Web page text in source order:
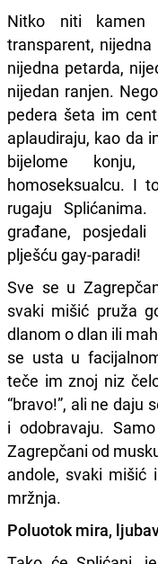
Nitko niti kamen
transparent,
nijedna petarda,
nijedan ranjen.
pedera šeta im
aplaudiraju, kao da
bijelome
homoseksualcu. I
rugaju
građane,
plješću gay-paradi!
Sve se u
svaki mišić pruža
dlanom o dlan ili
se usta u
teče im znoj niz
“bravo!”, ali ne daju
i odobravaju.
Zagrepčani od
andole, svaki mišić
mržnja.
Poluotok mira,